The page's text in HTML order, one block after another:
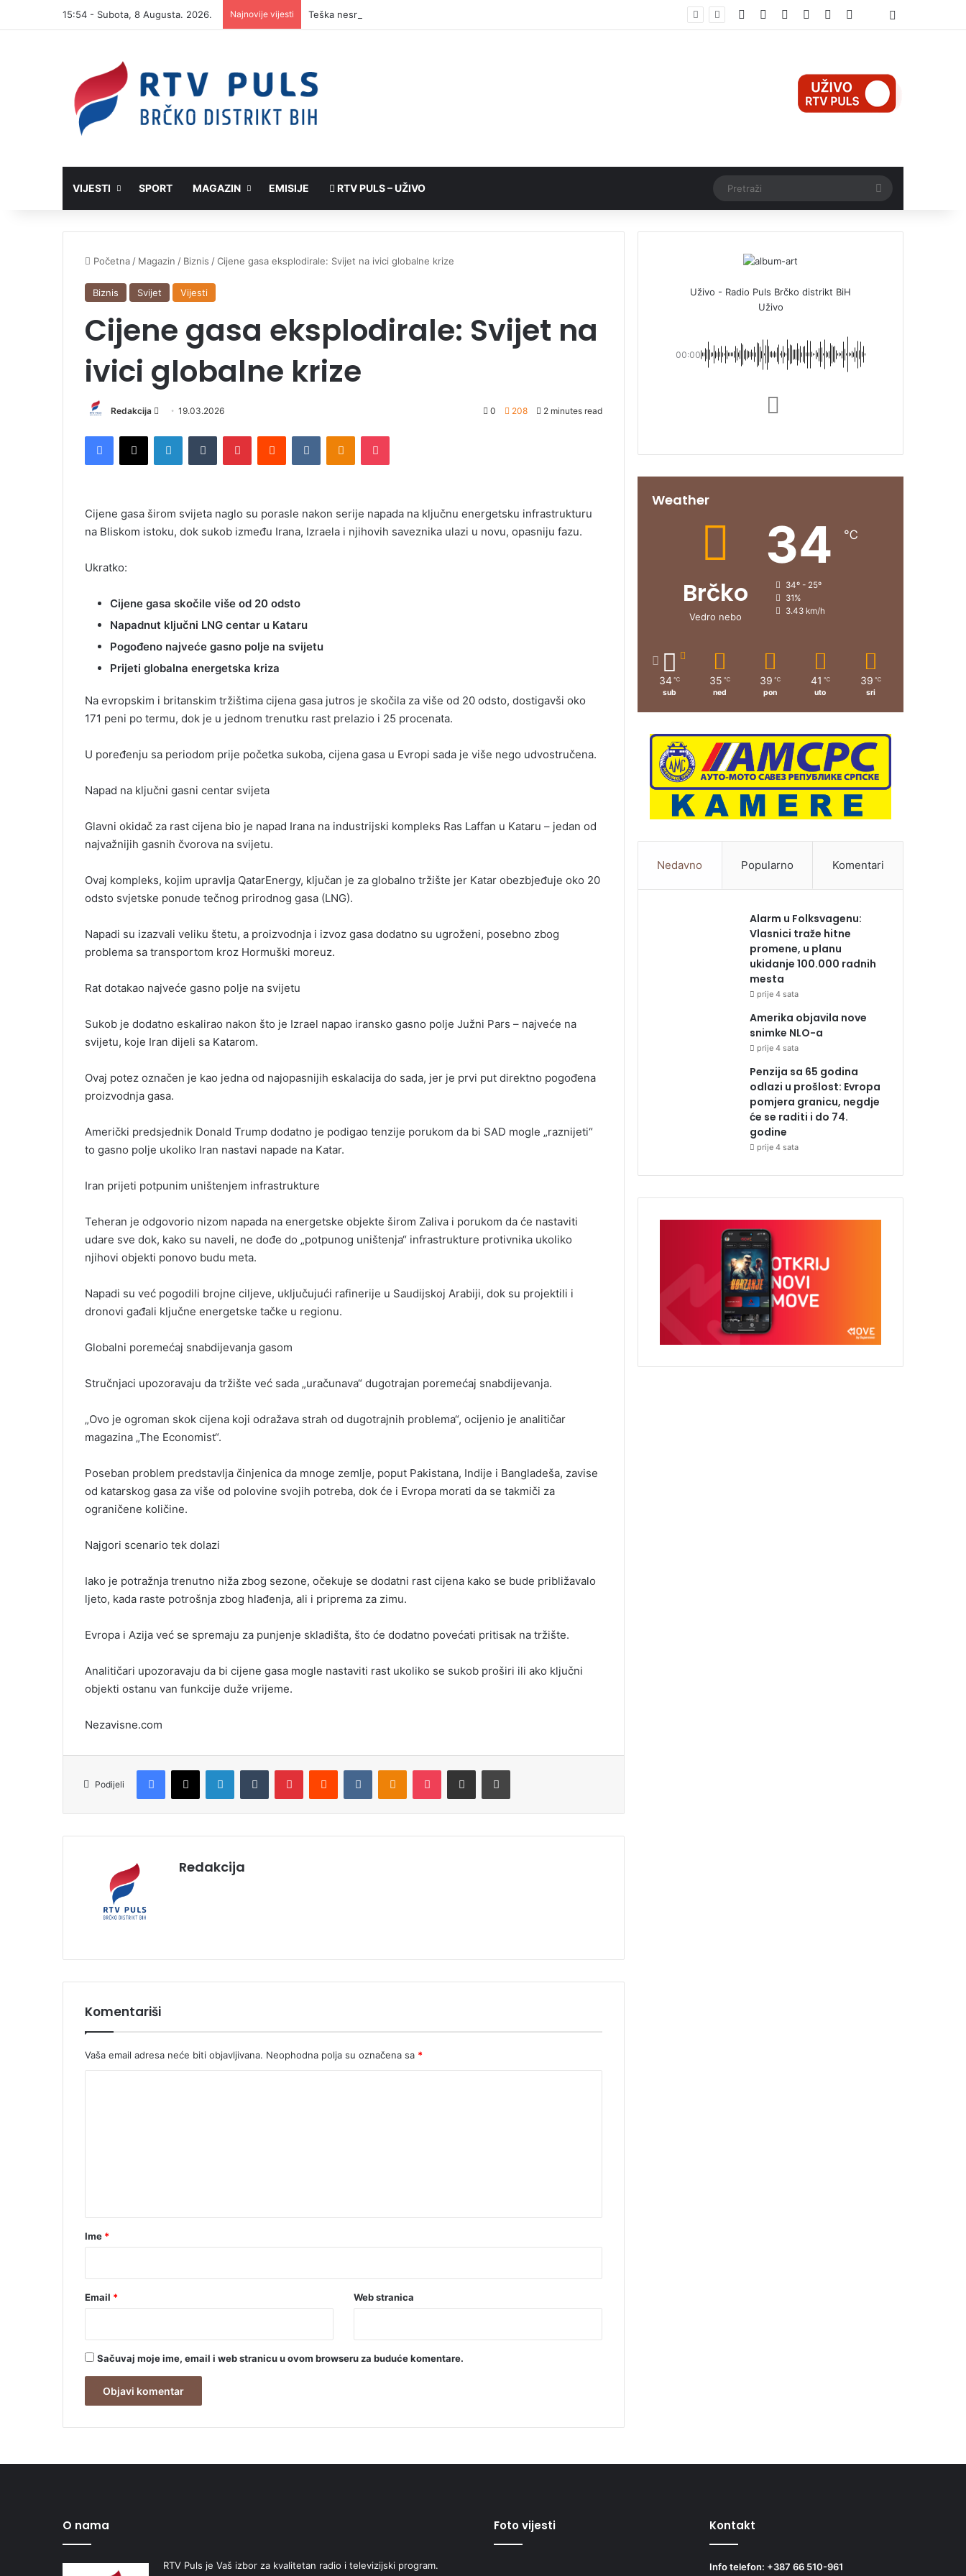
15:54 - Subota, 8 Augusta. 2026. Najnovije vijesti Facebook PinterestYouTubeInstagram Threads
VIJESTI SPORT MAGAZIN EMISIJE RTV PULS – UŽIVO
Početna / Magazin / Biznis /Cijene gasa eksplodirale: Svijet na ivici globalne krize
Biznis Svijet Vijesti
Cijene gasa eksplodirale: Svijet na
ivici globalne krize
Redakcija
d
e
m
19.03.2026 0 208 2 minutes read
Cijene gasa širom svijeta naglo su porasle nakon serije napada na ključnu energetsku infrastrukturu
na Bliskom istoku, dok sukob između Irana, Izraela i njihovih saveznika ulazi u novu, opasniju fazu.
Ukratko:
Cijene gasa skočile više od 20 odsto
Napadnut ključni LNG centar u Kataru
Pogođeno najveće gasno polje na svijetu
Prijeti globalna energetska kriza
Na evropskim i britanskim tržištima cijena gasa jutros je skočila za više od 20 odsto, dostigavši oko
171 peni po termu, dok je u jednom trenutku rast prelazio i 25 procenata.
U poređenju sa periodom prije početka sukoba, cijena gasa u Evropi sada je više nego udvostručena.
Napad na ključni gasni centar svijeta
Glavni okidač za rast cijena bio je napad Irana na industrijski kompleks Ras Laffan u Kataru – jedan od
najvažnijih gasnih čvorova na svijetu.
Ovaj kompleks, kojim upravlja QatarEnergy, ključan je za globalno tržište jer Katar obezbjeđuje oko 20
odsto svjetske ponude tečnog prirodnog gasa (LNG).
Napadi su izazvali veliku štetu, a proizvodnja i izvoz gasa dodatno su ugroženi, posebno zbog
problema sa transportom kroz Hormuški moreuz.
Rat dotakao najveće gasno polje na svijetu
Sukob je dodatno eskalirao nakon što je Izrael napao iransko gasno polje Južni Pars – najveće na
svijetu, koje Iran dijeli sa Katarom.
Ovaj potez označen je kao jedna od najopasnijih eskalacija do sada, jer je prvi put direktno pogođena
proizvodnja gasa.
Američki predsjednik Donald Trump dodatno je podigao tenzije porukom da bi SAD mogle „raznijeti“
to gasno polje ukoliko Iran nastavi napade na Katar.
Iran prijeti potpunim uništenjem infrastrukture
Teheran je odgovorio nizom napada na energetske objekte širom Zaliva i porukom da će nastaviti
udare sve dok, kako su naveli, ne dođe do „potpunog uništenja“ infrastrukture protivnika ukoliko
njihovi objekti ponovo budu meta.
Napadi su već pogodili brojne ciljeve, uključujući rafinerije u Saudijskoj Arabiji, dok su projektili i
dronovi gađali ključne energetske tačke u regionu.
Globalni poremećaj snabdijevanja gasom
Stručnjaci upozoravaju da tržište već sada „uračunava“ dugotrajan poremećaj snabdijevanja.
„Ovo je ogroman skok cijena koji odražava strah od dugotrajnih problema“, ocijenio je analitičar
magazina „The Economist“.
Poseban problem predstavlja činjenica da mnoge zemlje, poput Pakistana, Indije i Bangladeša, zavise
od katarskog gasa za više od polovine svojih potreba, dok će i Evropa morati da se takmiči za
ograničene količine.
Najgori scenario tek dolazi
Iako je potražnja trenutno niža zbog sezone, očekuje se dodatni rast cijena kako se bude približavalo
ljeto, kada raste potrošnja zbog hlađenja, ali i priprema za zimu.
Evropa i Azija već se spremaju za punjenje skladišta, što će dodatno povećati pritisak na tržište.
Analitičari upozoravaju da bi cijene gasa mogle nastaviti rast ukoliko se sukob proširi ili ako ključni
objekti ostanu van funkcije duže vrijeme.
Nezavisne.com
Podijeli
Redakcija
Komentariši
Vaša email adresa neće biti objavljivana. Neophodna polja su označena sa *
r
Ime *
Email * Web stranica
Sačuvaj moje ime, email i web stranicu u ovom browseru za buduće komentare.
Uživo - Radio Puls Brčko distrikt BiH
Uživo
00:00
Weather
Brčko
Vedro nebo
34 ℃
34º - 25º
31%
3.43 km/h
34 ℃
sub
35 ℃
ned
39 ℃
pon
41 ℃
uto
39 ℃
sri
Nedavno Popularno Komentari
Alarm u Folksvagenu:
Vlasnici traže hitne
promene, u planu
ukidanje 100.000 radnih
mesta
prije 4 sata
Amerika objavila nove
snimke NLO-a
prije 4 sata
Penzija sa 65 godina
odlazi u prošlost: Evropa
pomjera granicu, negdje
će se raditi i do 74.
godine
prije 4 sata
O nama
RTV Puls je Vaš izbor za kvalitetan radio i televizijski program.
Foto vijesti Kontakt
Info telefon: +387 66 510-961